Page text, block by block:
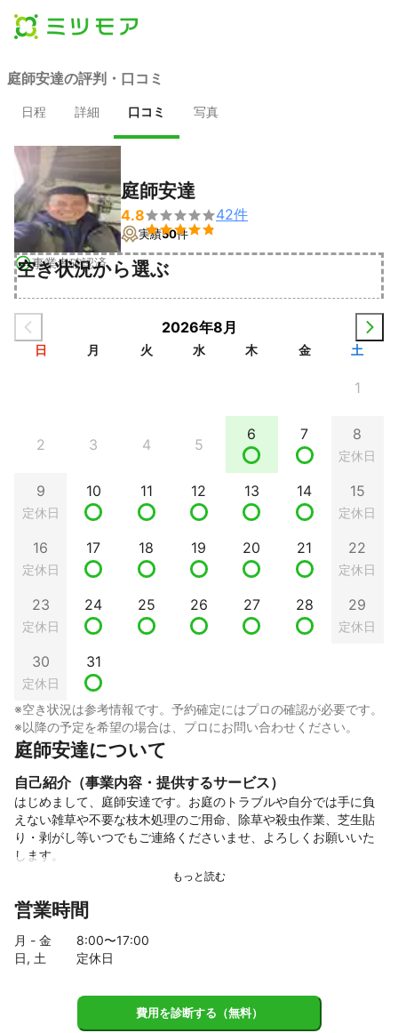
庭師安達の評判・口コミ
日程 詳細 口コミ 写真
事業者確認済
庭師安達
4.8

42件
実績50件
空き状況から選ぶ
2026年8月
日 月 火 水 木 金 土
1
2 3 4 5
6 7 8
定休日
9
定休日
10 11 12 13 14 15
定休日
16
定休日
17 18 19 20 21 22
定休日
23
定休日
24 25 26 27 28 29
定休日
30
定休日
31
※空き状況は参考情報です。予約確定にはプロの確認が必要です。
※以降の予定を希望の場合は、プロにお問い合わせください。
庭師安達について
自己紹介（事業内容・提供するサービス）
はじめまして、庭師安達です。お庭のトラブルや自分では手に負
えない雑草や不要な枝木処理のご用命、除草や殺虫作業、芝生貼
り・剥がし等いつでもご連絡くださいませ、よろしくお願いいた
します。
営業時間
月 - 金 8:00〜17:00
日, 土
定休日
費用を診断する（無料）